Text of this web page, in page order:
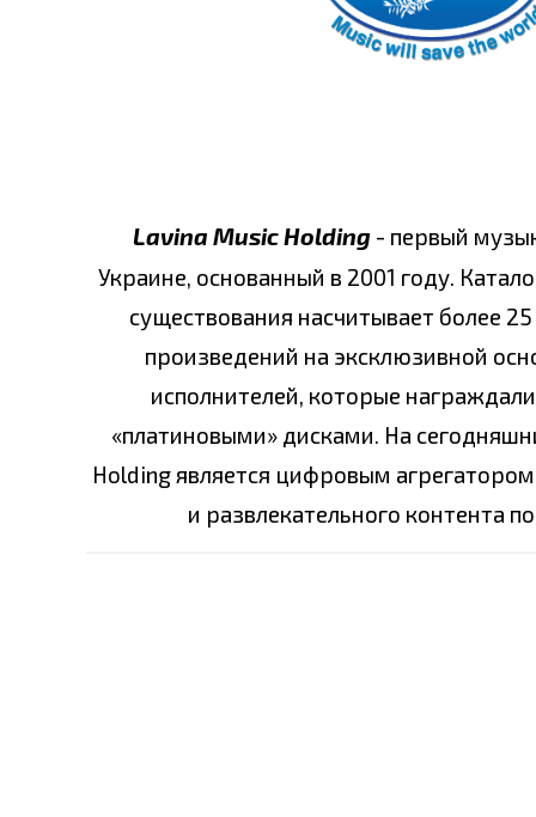
Lavina Music Holding - первый
Украине, основанный в 2001 году.
существования насчитывает более
произведений на эксклюзивной
исполнителей, которые
«платиновыми» дисками. На
Holding является цифровым
и развлекательного контента